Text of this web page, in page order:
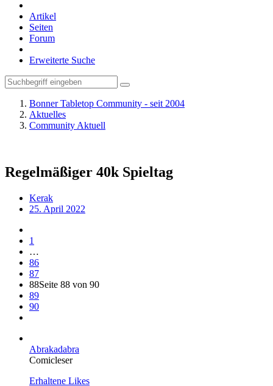
Artikel
Seiten
Forum
Erweiterte Suche
Bonner Tabletop Community - seit 2004
Aktuelles
Community Aktuell
Regelmäßiger 40k Spieltag
Kerak
25. April 2022
1
…
86
87
88Seite 88 von 90
89
90
Abrakadabra
Comicleser
Erhaltene Likes